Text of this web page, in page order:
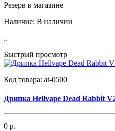
Резерв в магазине
Наличие: В наличии
..
Быстрый просмотр
Код товара: at-0500
Дрипка Hellvape Dead Rabbit
0 р.